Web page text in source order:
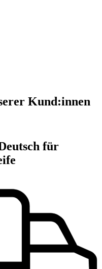
Kund:innen
für